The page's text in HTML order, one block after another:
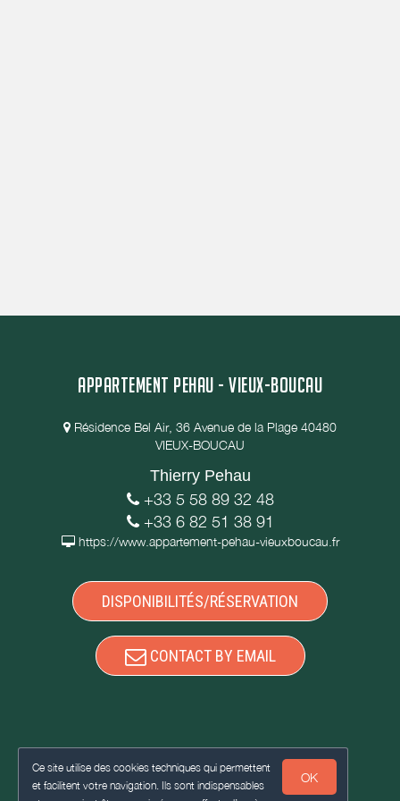
Ce site utilise des cookies techniques qui permettent
et facilitent votre navigation. Ils sont indispensables
OK
APPARTEMENT PEHAU - VIEUX-BOUCAU
Résidence Bel Air, 36 Avenue de la Plage 40480
VIEUX-BOUCAU
Thierry Pehau
+33 5 58 89 32 48
+33 6 82 51 38 91
https://www.appartement-pehau-vieuxboucau.fr
DISPONIBILITÉS/RÉSERVATION
CONTACT BY EMAIL